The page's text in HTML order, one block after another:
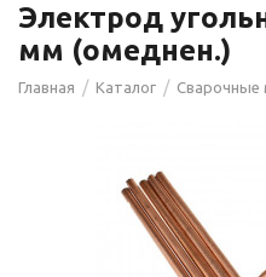
Электрод
мм (омеднен.)
Главная / Каталог / Сварочные